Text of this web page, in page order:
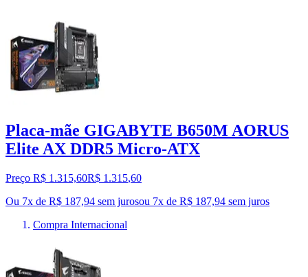
Placa-mãe GIGABYTE B650M AORUS
Elite AX DDR5 Micro-ATX
Preço R$ 1.315,60R$ 1.315,60
Ou 7x de R$ 187,94 sem jurosou 7x de R$ 187,94 sem juros
Compra Internacional